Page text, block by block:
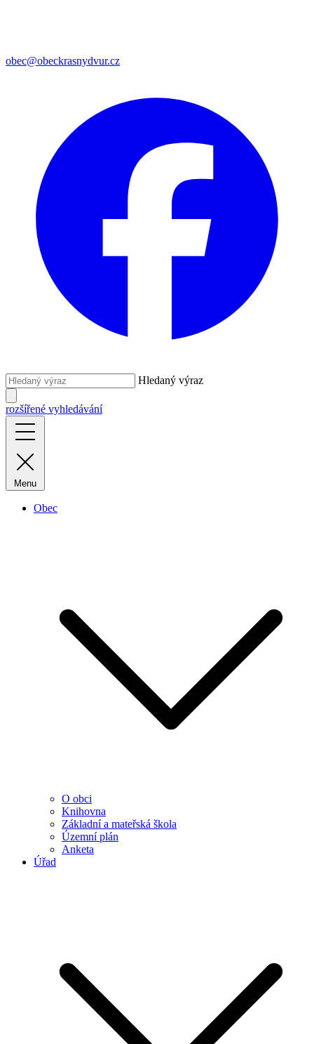
obec@obeckrasnydvur.cz
Hledaný výraz
rozšířené vyhledávání
Menu
Obec
O obci
Knihovna
Základní a mateřská škola
Územní plán
Anketa
Úřad